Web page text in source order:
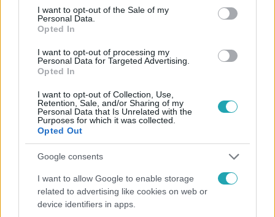
consent section.
I want to opt-out of the Sale of my
Personal Data.
Opted In
I want to opt-out of processing my
Personal Data for Targeted Advertising.
Opted In
I want to opt-out of Collection, Use,
Retention, Sale, and/or Sharing of my
Personal Data that Is Unrelated with the
Purposes for which it was collected.
Opted Out
Google consents
I want to allow Google to enable storage
related to advertising like cookies on web or
device identifiers in apps.
ORBÁN VIKTOR # MENEKÜLTÜGY
Népszerű